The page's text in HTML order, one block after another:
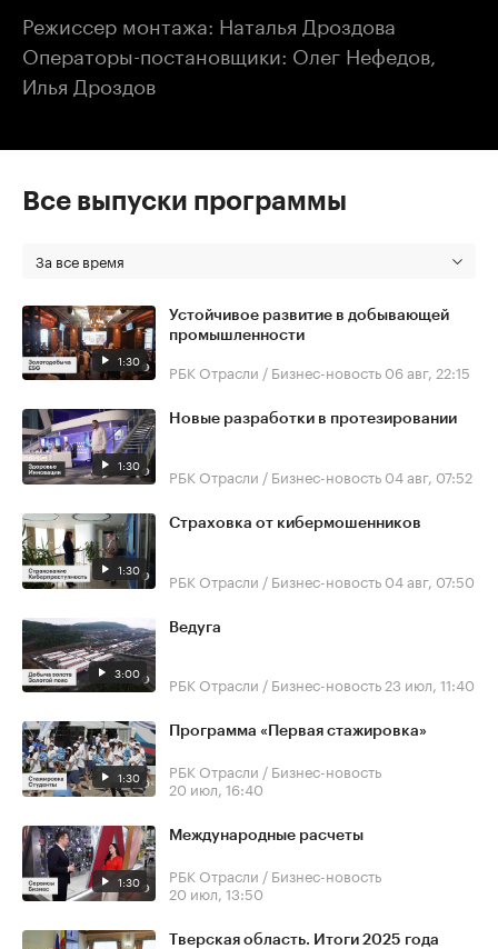
Режиссер монтажа: Наталья Дроздова
Операторы-постановщики: Олег Нефедов,
Илья Дроздов
Все выпуски программы
За все время
1:30
Устойчивое развитие в добывающей
промышленности
РБК Отрасли / Бизнес-новость 06 авг, 22:15
1:30
Новые разработки в протезировании
РБК Отрасли / Бизнес-новость 04 авг, 07:52
1:30
Страховка от кибермошенников
РБК Отрасли / Бизнес-новость 04 авг, 07:50
3:00
Ведуга
РБК Отрасли / Бизнес-новость 23 июл, 11:40
1:30
Программа «Первая стажировка»
РБК Отрасли / Бизнес-новость
20 июл, 16:40
1:30
Международные расчеты
РБК Отрасли / Бизнес-новость
20 июл, 13:50
Тверская область. Итоги 2025 года